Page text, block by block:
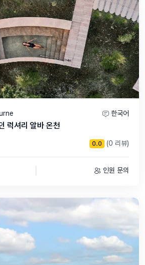
인트
히든 포인트를 통해 저희 손님들만을 위한
사해드립니다. 수년간 투어를 진행하신 '놀러
님들만 아는 히든 포인트는 저희의 자랑 입니
스 호텔에서 도보로 30초거리의 시내중심에 위
과 함께 구매하신 분들께는 프로폴리스 치약
시는 담당 가이드님께 요청 바랍니다.
하셨다면 일행분들의 성함을 미리 메세지창
. 미리 알려주셔야 같은 차량으로 배정되어 함께
다.
무료 제공
한국어
럭셔리 알바 온천
0.0 (0 리뷰)
인원 문의